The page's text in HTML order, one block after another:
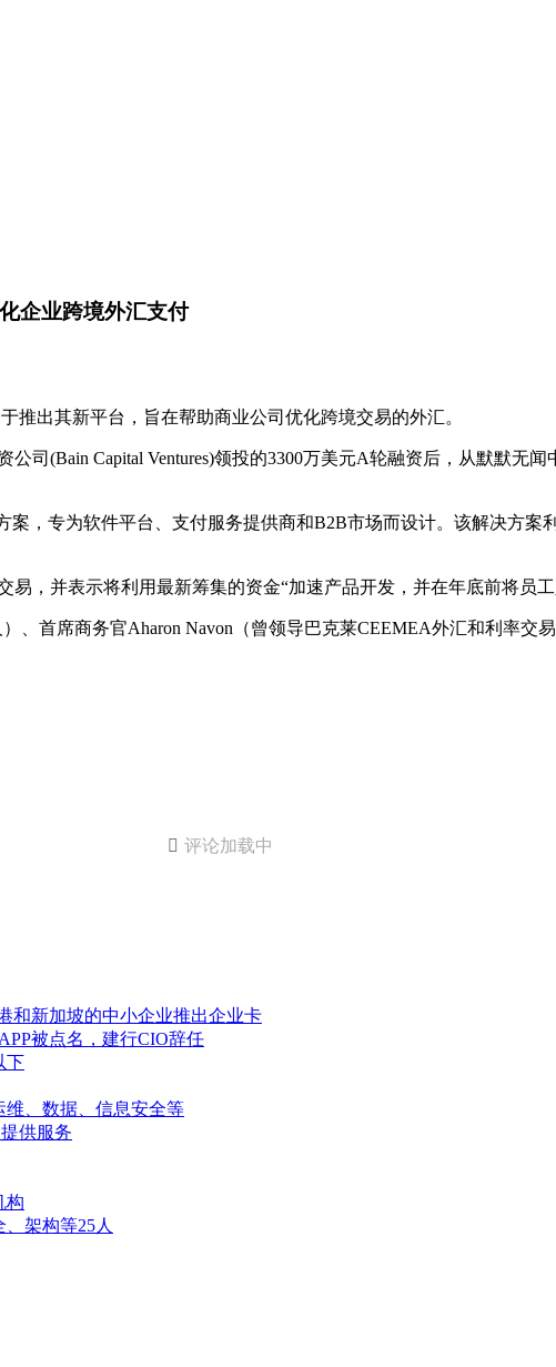
企业跨境外汇支付
推出其新平台，旨在帮助商业公司优化跨境交易的外汇。
司(Bain Capital Ventures)领投的3300万美元A轮融资后，从默默无
案，专为软件平台、支付服务提供商和B2B市场而设计。该解决方
，并表示将利用最新筹集的资金“加速产品开发，并在年底前将员工
、首席商务官Aharon Navon（曾领导巴克莱CEEMEA外汇和利率交
 评论加载中
和新加坡的中小企业推出企业卡
被点名，建行CIO辞任
下
维、数据、信息安全等
供服务
构
架构等25人